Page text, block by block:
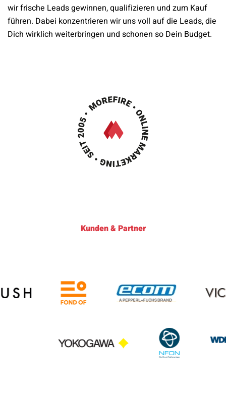
wir frische Leads gewinnen, qualifizieren und zum Kauf
führen. Dabei konzentrieren wir uns voll auf die Leads, die
Dich wirklich weiterbringen und schonen so Dein Budget.
Kunden & Partner